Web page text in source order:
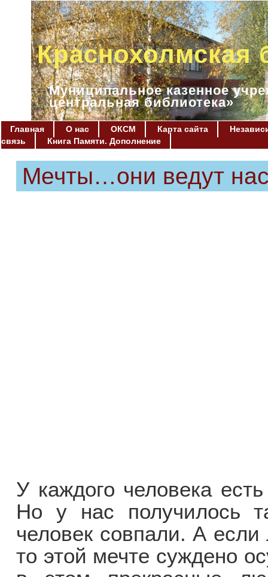
Краснохолмская
Муниципальное казенное
центральная библиотека»
Главная О нас ОКСМ Карта сайта
связь
Книга Памяти. Дополнение
Мечты…они ведут
У каждого человека
Но у нас получилось
человек совпали. А
то этой мечте суждено